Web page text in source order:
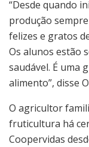
“Desde quando
produção
felizes e gratos
Os alunos estão
saudável. É uma
alimento”, disse
O agricultor
fruticultura há
Coopervidas